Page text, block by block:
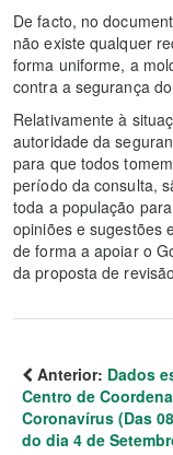
De facto, no
não existe qualquer
forma uniforme, a
contra a segurança
Relativamente à
autoridade da
para que todos
período da consulta,
toda a população
opiniões e sugestões
de forma a apoiar o
da proposta de
Anterior: Dados
Centro de
Coronavírus (Das
do dia 4 de